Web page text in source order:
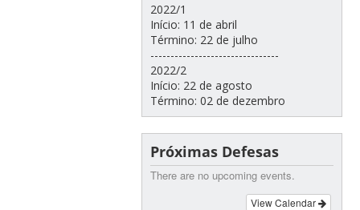
2022/1
Início: 11 de abril
Término: 22 de julho
--------------------------------
2022/2
Início: 22 de agosto
Término: 02 de dezembro
Próximas Defesas
There are no upcoming events.
View Calendar